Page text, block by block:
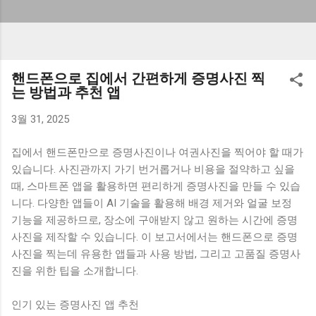
핸드폰으로 집에서 간편하게 증명사진 찍
는 방법과 추천 앱
3월 31, 2025
집에서 핸드폰만으로 증명사진이나 여권사진을 찍어야 할 때가
있습니다. 사진관까지 가기 번거롭거나 비용을 절약하고 싶을
때, 스마트폰 앱을 활용하면 편리하게 증명사진을 만들 수 있습
니다. 다양한 앱들이 AI 기술을 활용해 배경 제거와 얼굴 보정
기능을 제공하므로, 장소에 구애받지 않고 원하는 시간에 증명
사진을 제작할 수 있습니다. 이 보고서에서는 핸드폰으로 증명
사진을 찍는데 유용한 앱들과 사용 방법, 그리고 고품질 증명사
진을 위한 팁을 소개합니다.
인기 있는 증명사진 앱 추천